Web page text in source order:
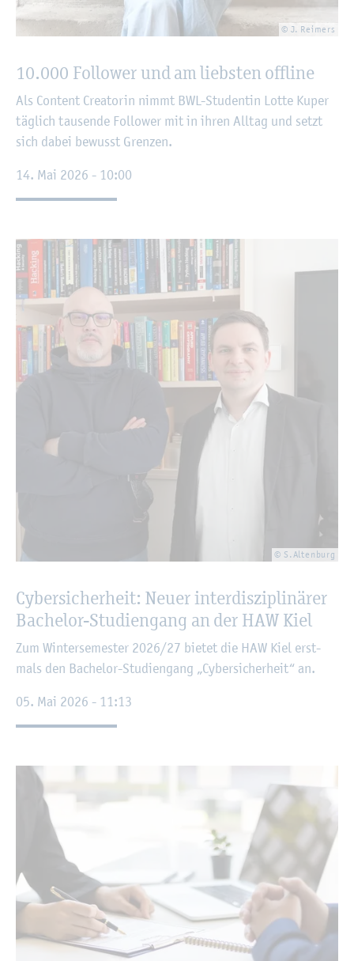
© J. Rei­mers
10.000 Fol­lower und am liebs­ten off­line
Als Con­tent Crea­to­rin nimmt BWL-Stu­den­tin Lotte Kuper
täg­lich tau­sen­de Fol­lower mit in ihren All­tag und setzt
sich dabei be­wusst Gren­zen.
14. Mai 2026 - 10:00
© S.​Altenburg
Cy­ber­si­cher­heit: Neuer in­ter­dis­zi­pli­nä­rer
Ba­che­lor-Stu­di­en­gang an der HAW Kiel
Zum Win­ter­se­mes­ter 2026/27 bie­tet die HAW Kiel erst­
mals den Ba­che­lor-Stu­di­en­gang „Cy­ber­si­cher­heit“ an.
05. Mai 2026 - 11:13